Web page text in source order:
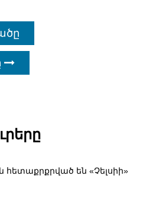
հետաքրքրված են «Չելսիի»